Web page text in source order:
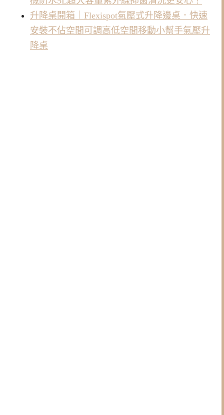
升降桌開箱｜Flexispot氣壓式升降邊桌．快速
安裝不佔空間可調高低空間移動小幫手氣壓升
降桌